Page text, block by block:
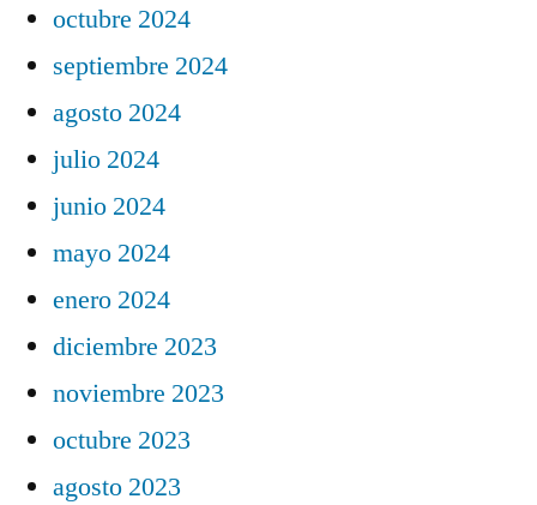
octubre 2024
septiembre 2024
agosto 2024
julio 2024
junio 2024
mayo 2024
enero 2024
diciembre 2023
noviembre 2023
octubre 2023
agosto 2023